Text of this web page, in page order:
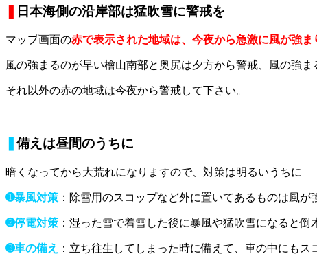
日本海側の沿岸部は猛吹雪に警戒を
マップ画面の赤で表示された地域は、今夜から急激に風が強
風の強まるのが早い檜山南部と奥尻は夕方から警戒、風の強
それ以外の赤の地域は今夜から警戒して下さい。
備えは昼間のうちに
暗くなってから大荒れになりますので、対策は明るいうちに
➊暴風対策 ：除雪用のスコップなど外に置いてあるものは風が
➋停電対策 ：湿った雪で着雪した後に暴風や猛吹雪になると
➌車の備え ：立ち往生してしまった時に備えて、車の中にも